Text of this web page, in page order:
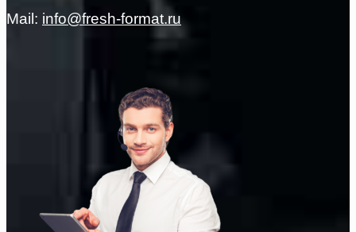
Mail: info@fresh-format.ru